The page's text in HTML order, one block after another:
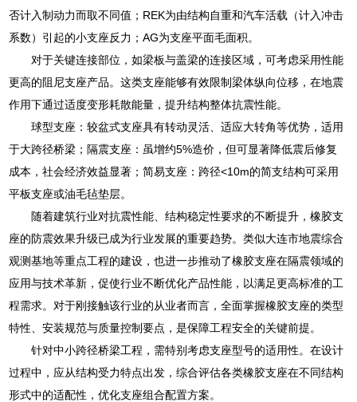
否计入制动力而取不同值；REK为由结构自重和汽车活载（计入冲击
系数）引起的小支座反力；AG为支座平面毛面积。
对于关键连接部位，如梁板与盖梁的连接区域，可考虑采用性能
更高的阻尼支座产品。这类支座能够有效限制梁体纵向位移，在地震
作用下通过适度变形耗散能量，提升结构整体抗震性能。
球型支座：较盆式支座具有转动灵活、适应大转角等优势，适用
于大跨径桥梁；隔震支座：虽增约5%造价，但可显著降低震后修复
成本，社会经济效益显著；简易支座：跨径<10m的简支结构可采用
平板支座或油毛毡垫层。
随着建筑行业对抗震性能、结构稳定性要求的不断提升，橡胶支
座的防震效果升级已成为行业发展的重要趋势。类似大连市地震综合
观测基地等重点工程的建设，也进一步推动了橡胶支座在隔震领域的
应用与技术革新，促使行业不断优化产品性能，以满足更高标准的工
程需求。对于刚接触该行业的从业者而言，全面掌握橡胶支座的类型
特性、安装规范与质量控制要点，是保障工程安全的关键前提。
针对中小跨径桥梁工程，需特别考虑支座型号的适用性。在设计
过程中，应从结构受力特点出发，综合评估各类橡胶支座在不同结构
形式中的适配性，优化支座组合配置方案。